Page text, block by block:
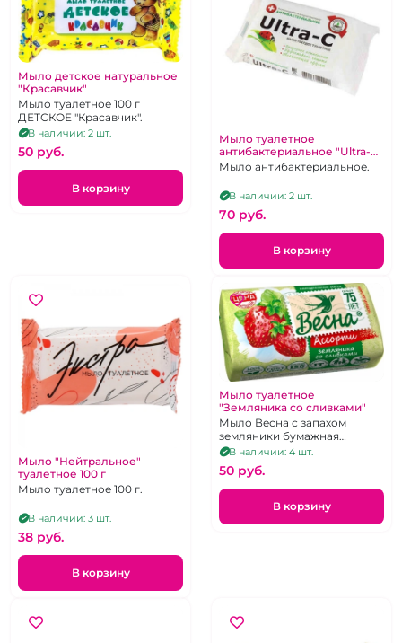
Мыло детское натуральное
"Красавчик"
Мыло туалетное 100 г
ДЕТСКОЕ "Красавчик".
В наличии: 2 шт.
50 pуб.
В корзину
Мыло туалетное
антибактериальное "Ultra-C"
90 г
Мыло антибактериальное.
В наличии: 2 шт.
70 pуб.
В корзину
Мыло "Нейтральное"
туалетное 100 г
Мыло туалетное 100 г.
В наличии: 3 шт.
38 pуб.
В корзину
Мыло туалетное
"Земляника со сливками"
Мыло Весна с запахом
земляники бумажная
обертка, 90г
В наличии: 4 шт.
50 pуб.
В корзину